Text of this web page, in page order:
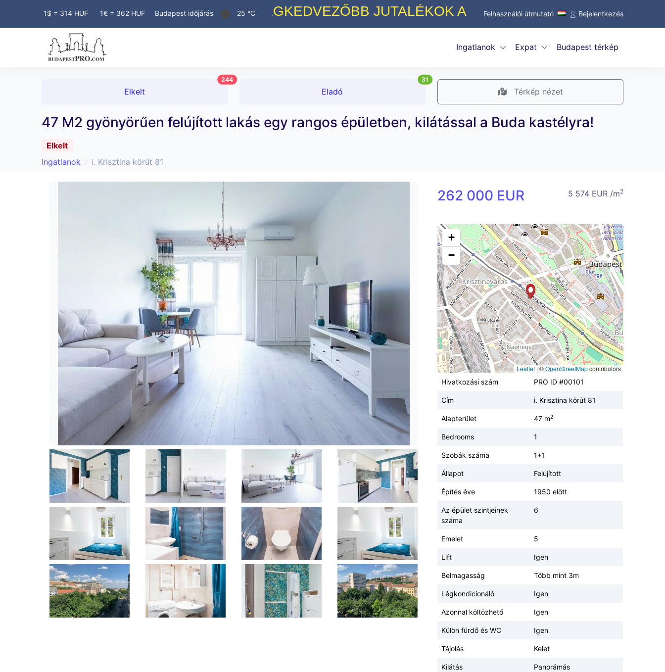
1$ = 314 HUF 1€ = 362 HUF Budapest időjárás 25 °C
INGYENES HIRDETÉS! LEGKEDVEZŐBB JUTALÉKOK A PIACON! CSAK 0,5 % AZ ELSŐ 100
Felhasználói útmutató Bejelentkezés
Ingatlanok Expat Budapest térkép
Elkelt
244
Eladó
31
Térkép nézet
47 M2 gyönyörűen felújított lakás egy rangos épületben, kilátással a Buda kastélyra!
Elkelt
Ingatlanok
i. Krisztina körút 81
262 000 EUR 5 574 EUR /m2
+
−
Leaflet |©OpenStreetMapcontributors
Hivatkozási szám
PRO ID #00101
Cím i. Krisztina körút 81
Alapterület 47 m2
Bedrooms 1
Szobák száma 1+1
Állapot Felújított
Építés éve 1950 előtt
Az épület szintjeinek
száma
6
Emelet 5
Lift Igen
Belmagasság Több mint 3m
Légkondicionáló Igen
Azonnal költözhető Igen
Külön fürdő és WC Igen
Tájolás Kelet
Kilátás Panorámás